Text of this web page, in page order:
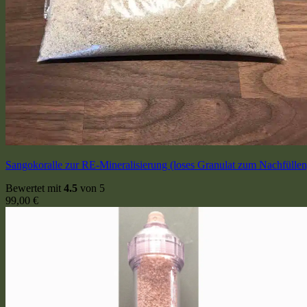
Sangokoralle zur RE-Mineralisierung (loses Granulat zum
Bewertet mit 4.5 von 5
99,00 €